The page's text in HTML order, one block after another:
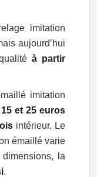
imitation
aujourd’hui
à partir
imitation
15 et 25 euros
intérieur. Le
émaillé varie
la
.